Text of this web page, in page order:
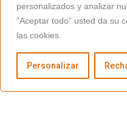
personalizados y analizar
“Aceptar todo” usted da su
las cookies.
Personalizar